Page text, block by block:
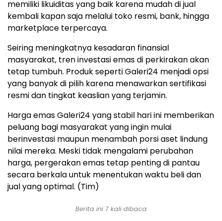
memiliki likuiditas yang baik karena mudah di jual
kembali kapan saja melalui toko resmi, bank, hingga
marketplace terpercaya.
Seiring meningkatnya kesadaran finansial
masyarakat, tren investasi emas di perkirakan akan
tetap tumbuh. Produk seperti Galeri24 menjadi opsi
yang banyak di pilih karena menawarkan sertifikasi
resmi dan tingkat keaslian yang terjamin.
Harga emas Galeri24 yang stabil hari ini memberikan
peluang bagi masyarakat yang ingin mulai
berinvestasi maupun menambah porsi aset lindung
nilai mereka. Meski tidak mengalami perubahan
harga, pergerakan emas tetap penting di pantau
secara berkala untuk menentukan waktu beli dan
jual yang optimal. (Tim)
Berita ini 7 kali dibaca